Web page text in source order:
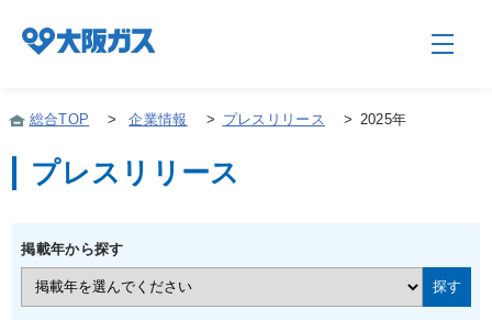
企業情報TOP
企業/グループについて
総合TOP > 企業情報 > プレスリリース > 2025年
プレスリリース
掲載年から探す